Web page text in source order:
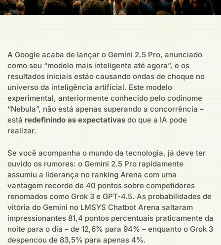
A Google acaba de lançar o Gemini 2.5 Pro, anunciado
como seu “modelo mais inteligente até agora”, e os
resultados iniciais estão causando ondas de choque no
universo da inteligência artificial. Este modelo
experimental, anteriormente conhecido pelo codinome
“Nebula”, não está apenas superando a concorrência –
está redefinindo as expectativas do que a IA pode
realizar.
Se você acompanha o mundo da tecnologia, já deve ter
ouvido os rumores: o Gemini 2.5 Pro rapidamente
assumiu a liderança no ranking Arena com uma
vantagem recorde de 40 pontos sobre competidores
renomados como Grok 3 e GPT-4.5. As probabilidades de
vitória do Gemini no LMSYS Chatbot Arena saltaram
impressionantes 81,4 pontos percentuais praticamente da
noite para o dia – de 12,6% para 94% – enquanto o Grok 3
despencou de 83,5% para apenas 4%.